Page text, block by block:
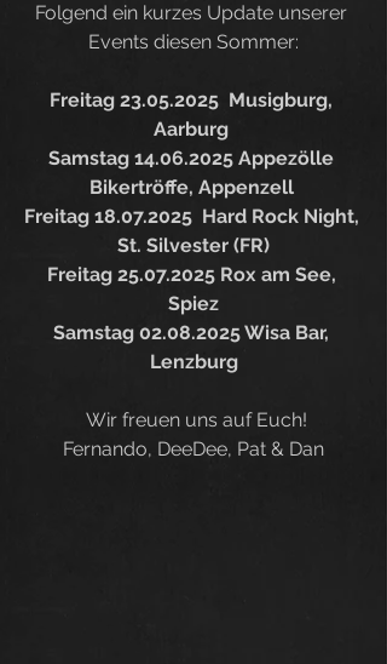
Folgend ein kurzes Update unserer
Events diesen Sommer:
Freitag 23.05.2025  Musigburg,
Aarburg
Samstag 14.06.2025 Appezölle
Bikertröffe, Appenzell
Freitag 18.07.2025  Hard Rock Night,
St. Silvester (FR)
Freitag 25.07.2025 Rox am See,
Spiez
Samstag 02.08.2025 Wisa Bar,
Lenzburg
Wir freuen uns auf Euch!
Fernando, DeeDee, Pat & Dan